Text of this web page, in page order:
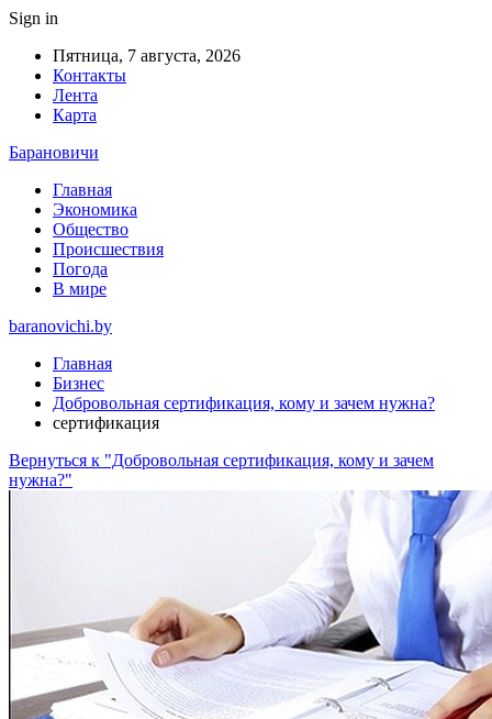
Sign in
Пятница, 7 августа, 2026
Контакты
Лента
Карта
Барановичи
Главная
Экономика
Общество
Происшествия
Погода
В мире
baranovichi.by
Главная
Бизнес
Добровольная сертификация, кому и зачем нужна?
сертификация
Вернуться к "Добровольная сертификация, кому и зачем
нужна?"